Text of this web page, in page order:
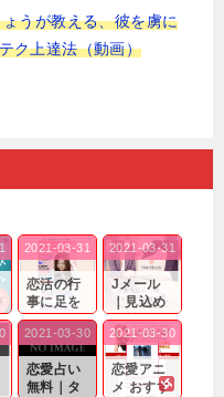
うが教える、彼を虜に
ク上達法（動画）
恋活の行
事に足を
運んでも
出会いの
チャンス
が訪れ...
2021-03-31
Jメール
｜見込め
る効果が
確実なも
のであっ
ても…...
2021-03-31
恋愛占い
無料｜タ
2021-03-30
恋愛アニ
メ おすす
2021-03-30